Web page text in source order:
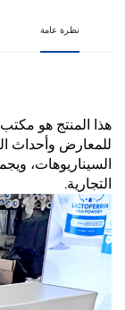
نظرة عامة factory
هذا المنتج هو
للمعارض وأحداث
السيناريوهات،
التجارية.